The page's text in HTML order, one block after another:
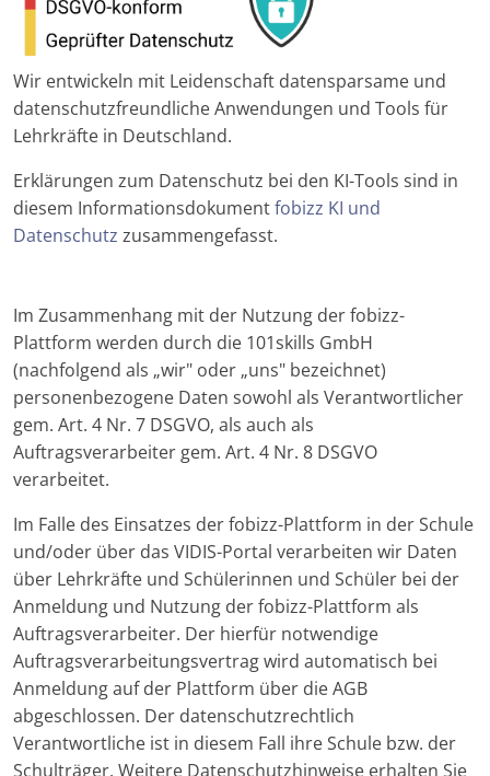
Wir entwickeln mit Leidenschaft datensparsame und
datenschutzfreundliche Anwendungen und Tools für
Lehrkräfte in Deutschland.
Erklärungen zum Datenschutz bei den KI-Tools sind in
diesem Informationsdokumentfobizz KI und
Datenschutz zusammengefasst.
Im Zusammenhang mit der Nutzung der fobizz-
Plattform werden durch die 101skills GmbH
(nachfolgend als „wir" oder „uns" bezeichnet)
personenbezogene Daten sowohl als Verantwortlicher
gem. Art. 4 Nr. 7 DSGVO, als auch als
Auftragsverarbeiter gem. Art. 4 Nr. 8 DSGVO
verarbeitet.
Im Falle des Einsatzes der fobizz-Plattform in der Schule
und/oder über das VIDIS-Portal verarbeiten wir Daten
über Lehrkräfte und Schülerinnen und Schüler bei der
Anmeldung und Nutzung der fobizz-Plattform als
Auftragsverarbeiter. Der hierfür notwendige
Auftragsverarbeitungsvertrag wird automatisch bei
Anmeldung auf der Plattform über die AGB
abgeschlossen. Der datenschutzrechtlich
Verantwortliche ist in diesem Fall ihre Schule bzw. der
Schulträger. Weitere Datenschutzhinweise erhalten Sie